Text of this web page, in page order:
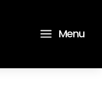
a Menu